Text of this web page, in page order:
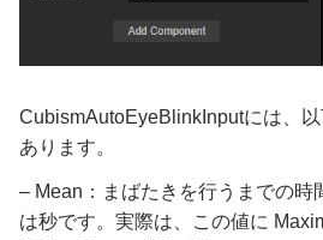
CubismAutoEyeBlinkInputには、
あります。
– Mean：まばたきを行うまでの時
は秒です。実際は、この値に